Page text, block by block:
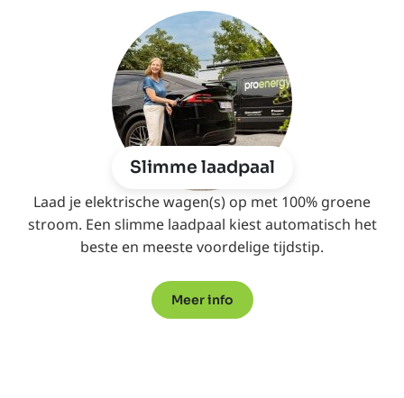
Slimme laadpaal
Laad je elektrische wagen(s) op met 100% groene
stroom. Een slimme laadpaal kiest automatisch het
beste en meeste voordelige tijdstip.
Meer info